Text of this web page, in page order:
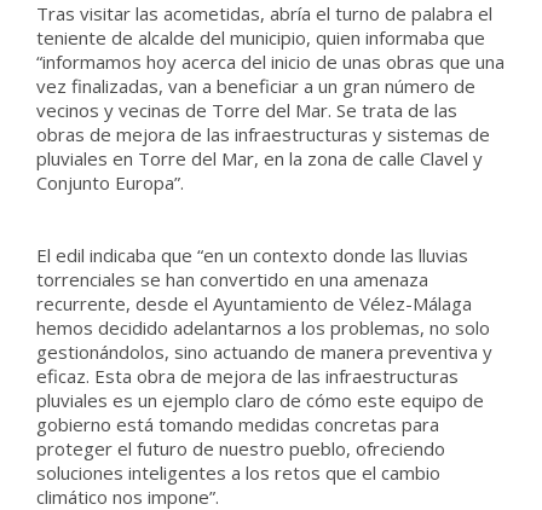
Tras visitar las acometidas, abría el turno de palabra el
teniente de alcalde del municipio, quien informaba que
“informamos hoy acerca del inicio de unas obras que una
vez finalizadas, van a beneficiar a un gran número de
vecinos y vecinas de Torre del Mar. Se trata de las
obras de mejora de las infraestructuras y sistemas de
pluviales en Torre del Mar, en la zona de calle Clavel y
Conjunto Europa”.
El edil indicaba que “en un contexto donde las lluvias
torrenciales se han convertido en una amenaza
recurrente, desde el Ayuntamiento de Vélez-Málaga
hemos decidido adelantarnos a los problemas, no solo
gestionándolos, sino actuando de manera preventiva y
eficaz. Esta obra de mejora de las infraestructuras
pluviales es un ejemplo claro de cómo este equipo de
gobierno está tomando medidas concretas para
proteger el futuro de nuestro pueblo, ofreciendo
soluciones inteligentes a los retos que el cambio
climático nos impone”.